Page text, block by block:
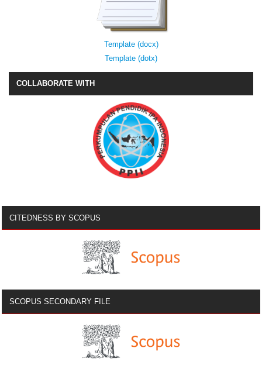
Template (docx)
Template (dotx)
COLLABORATE WITH
CITEDNESS BY SCOPUS
SCOPUS SECONDARY FILE